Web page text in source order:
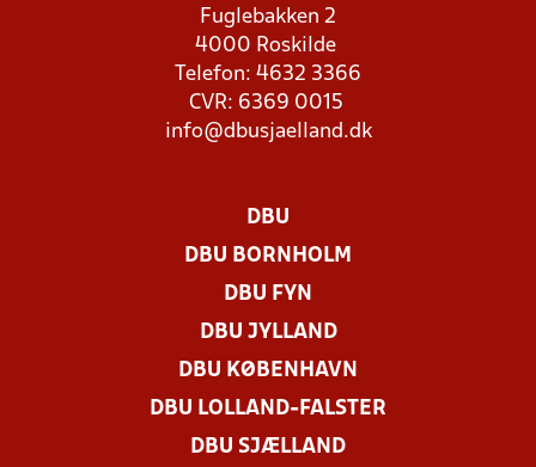
Fuglebakken 2
4000 Roskilde
Telefon: 4632 3366
CVR: 6369 0015
info@dbusjaelland.dk
DBU
DBU BORNHOLM
DBU FYN
DBU JYLLAND
DBU KØBENHAVN
DBU LOLLAND-FALSTER
DBU SJÆLLAND